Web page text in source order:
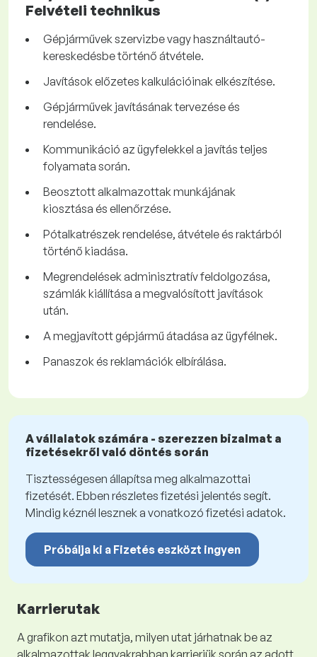
Felvételi technikus
Gépjárművek szervizbe vagy használtautó-
kereskedésbe történő átvétele.
Javítások előzetes kalkulációinak elkészítése.
Gépjárművek javításának tervezése és
rendelése.
Kommunikáció az ügyfelekkel a javítás teljes
folyamata során.
Beosztott alkalmazottak munkájának
kiosztása és ellenőrzése.
Pótalkatrészek rendelése, átvétele és raktárból
történő kiadása.
Megrendelések adminisztratív feldolgozása,
számlák kiállítása a megvalósított javítások
után.
A megjavított gépjármű átadása az ügyfélnek.
Panaszok és reklamációk elbírálása.
A vállalatok számára - szerezzen bizalmat a
fizetésekről való döntés során
Tisztességesen állapítsa meg alkalmazottai
fizetését. Ebben részletes fizetési jelentés segít.
Mindig kéznél lesznek a vonatkozó fizetési adatok.
Próbálja ki a Fizetés eszközt ingyen
Karrierutak
A grafikon azt mutatja, milyen utat járhatnak be az